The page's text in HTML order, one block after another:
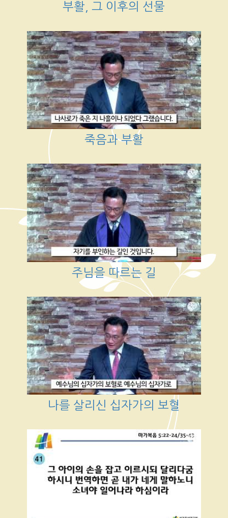
부활, 그 이후의 선물
죽음과 부활
주님을 따르는 길
나를 살리신 십자가의 보혈